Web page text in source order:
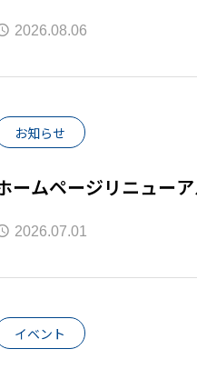
2026.08.06
お知らせ
ームページリニュー
2026.07.01
イベント